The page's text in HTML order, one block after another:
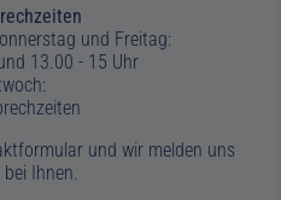
und Freitag:
13.00 - 15 Uhr
und wir melden uns
Ihnen.